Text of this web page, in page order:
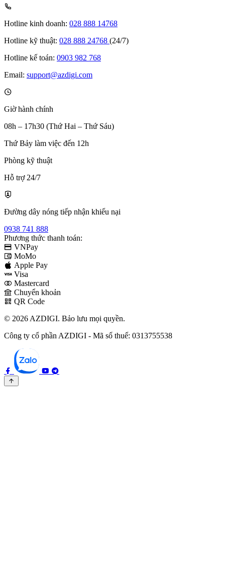
Hotline kinh doanh: 028 888 14768
Hotline kỹ thuật: 028 888 24768 (24/7)
Hotline kế toán: 0903 982 768
Email: support@azdigi.com
Giờ hành chính
08h – 17h30 (Thứ Hai – Thứ Sáu)
Thứ Bảy làm việc đến 12h
Phòng kỹ thuật
Hỗ trợ 24/7
Đường dây nóng tiếp nhận khiếu nại
0938 741 888
Phương thức thanh toán:
VNPay
MoMo
Apple Pay
Visa
Mastercard
Chuyển khoản
QR Code
© 2026 AZDIGI. Bảo lưu mọi quyền.
Công ty cổ phần AZDIGI - Mã số thuế: 0313755538